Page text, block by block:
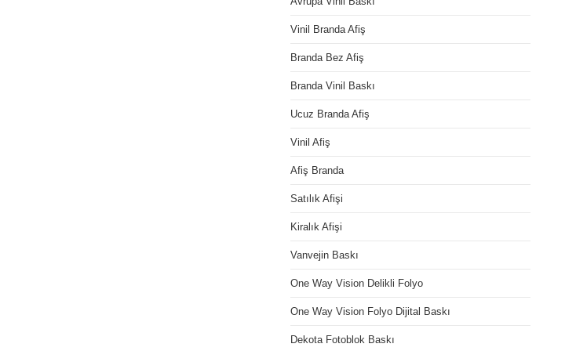
Vinil Branda Afiş
Branda Bez Afiş
Branda Vinil Baskı
Ucuz Branda Afiş
Vinil Afiş
Afiş Branda
Satılık Afişi
Kiralık Afişi
Vanvejin Baskı
One Way Vision Delikli Folyo
One Way Vision Folyo Dijital Baskı
Dekota Fotoblok Baskı